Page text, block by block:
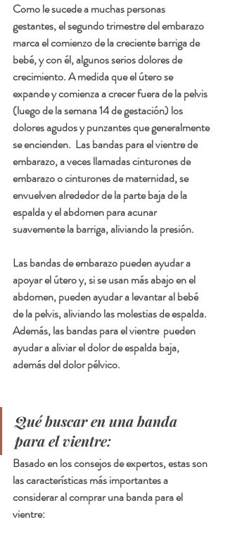
Como le sucede a muchas personas
gestantes, el segundo trimestre del embarazo
marca el comienzo de la creciente barriga de
bebé, y con él, algunos serios dolores de
crecimiento. A medida que el útero se
expande y comienza a crecer fuera de la pelvis
(luego de la semana 14 de gestación) los
dolores agudos y punzantes que generalmente
se encienden.  Las bandas para el vientre de
embarazo, a veces llamadas cinturones de
embarazo o cinturones de maternidad, se
envuelven alrededor de la parte baja de la
espalda y el abdomen para acunar
suavemente la barriga, aliviando la presión.
Las bandas de embarazo pueden ayudar a
apoyar el útero y, si se usan más abajo en el
abdomen, pueden ayudar a levantar al bebé
de la pelvis, aliviando las molestias de espalda.
Además, las bandas para el vientre  pueden
ayudar a aliviar el dolor de espalda baja,
además del dolor pélvico.
Qué buscar en una banda
para el vientre:
Basado en los consejos de expertos, estas son
las características más importantes a
considerar al comprar una banda para el
vientre: